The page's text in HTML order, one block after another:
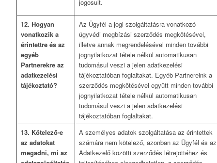
jogosult.
12. Hogyan
vonatkozik a
érintettre és az
egyéb
Partnerekre az
adatkezelési
tájékoztató?
Az Ügyfél a jogi szolgáltatásra vonatkozó
ügyvédi megbízási szerződés megkötésével,
illetve annak megrendelésével minden további
jognyilatkozat tétele nélkül automatikusan
tudomásul veszi a jelen adatkezelési
tájékoztatóban foglaltakat. Egyéb Partnereink a
szerződés megkötésével együtt minden további
jognyilatkozat tétele nélkül automatikusan
tudomásul veszi a jelen adatkezelési
tájékoztatóban foglaltakat.
13. Kötelező-e
az adatokat
megadni, mi az
A személyes adatok szolgáltatása az érintettek
számára nem kötelező, azonban az Ügyfél és az
Adatkezelő közötti szerződés létrejöttéhez és